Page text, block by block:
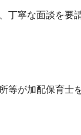
寧な面談を要
等が加配保育士